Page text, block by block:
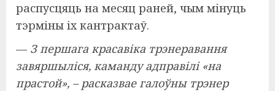
распусцяць на месяц раней, чым мінуць
тэрміны іх кантрактаў.
— З першага красавіка трэнеравання
завяршыліся, каманду адправілі «на
прастой», – расказвае галоўны трэнер